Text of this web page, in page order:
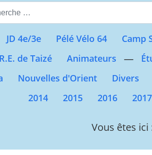
JD 4e/3e Pélé Vélo 64 Camp
R.E. de Taizé Animateurs —
Nouvelles d'Orient Divers
2014
2015 2016 2017
Vous êtes ici